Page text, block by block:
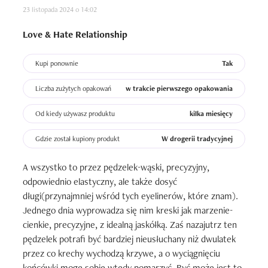
uważna. Na powiece wygląda matowo i ładnie, nie zasycha
Efekt jest zadowalający. Kreska ładna i mocno czarna.  W
zasadzie gdyby nie fakt, że ten pędzelek jest taki
grymaśny to byłby drogeryjny hit, a tutaj uważam, że jest
to po prostu dobry, adekwatny do ceny lajnerek, który
można sobie spróbować. Jego sporą zaletą jest trwałość.
Wytrzymuje cały dzień, używając go mogę być spokojna,
że nie odbije mi się na powiekach i nic nie bedę musiała
powieki więc to dla mnie szczególny plus. Mimo tego
malutkiego opakowania jest też wydajny, bo używając go
tusz nie wysycha, cały czas podczas nabierania produktu
aplikuje się odpowiednia formuła.
Podsumowując może z ciekawości sprawdzę
wodoodporną wersję tego lajnera, bo jestem ciekawa tam
23 listopada 2024 o 14:02
Love & Hate Relationship
Kupi ponownie Tak
Liczba zużytych opakowań w trakcie pierwszego opakowania
Od kiedy używasz produktu kilka miesięcy
Gdzie został kupiony produkt W drogerii tradycyjnej
A wszystko to przez pędzelek-wąski, precyzyjny,
odpowiednio elastyczny, ale także dosyć
długi(przynajmniej wśród tych eyelinerów, które znam).
Jednego dnia wyprowadza się nim kreski jak marzenie-
cienkie, precyzyjne, z idealną jaskółką. Zaś nazajutrz ten
pędzelek potrafi być bardziej nieusłuchany niż dwulatek
przez co krechy wychodzą krzywe, a o wyciągnięciu